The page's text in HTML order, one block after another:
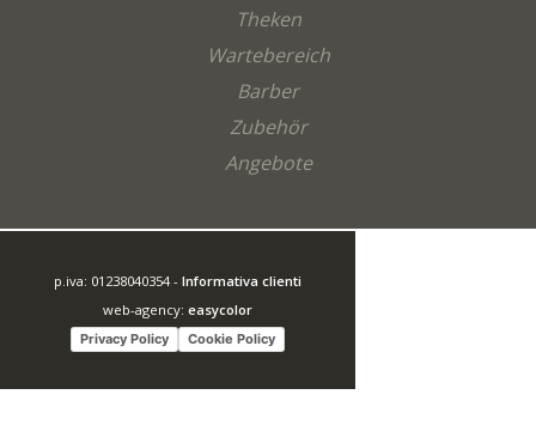
Theken
Wartebereich
Barber
Zubehör
Angebote
p.iva: 01238040354 - Informativa clienti
web-agency: easycolor
Privacy Policy Cookie Policy